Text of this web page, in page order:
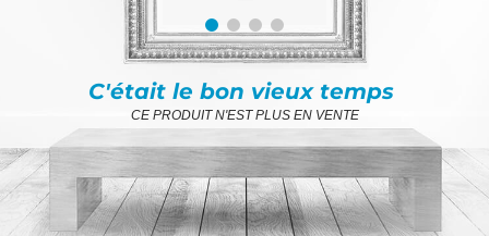
C'était le bon vieux temps
CE PRODUIT N'EST PLUS EN VENTE